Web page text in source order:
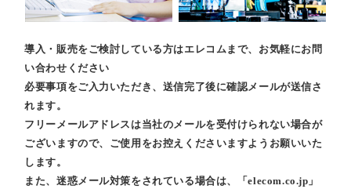
導入・販売をご検討している方はエレコムまで、お気軽にお問
い合わせください
必要事項をご入力いただき、送信完了後に確認メールが送信さ
れます。
フリーメールアドレスは当社のメールを受付けられない場合が
ございますので、ご使用をお控えくださいますようお願いいた
します。
また、迷惑メール対策をされている場合は、「elecom.co.jp」